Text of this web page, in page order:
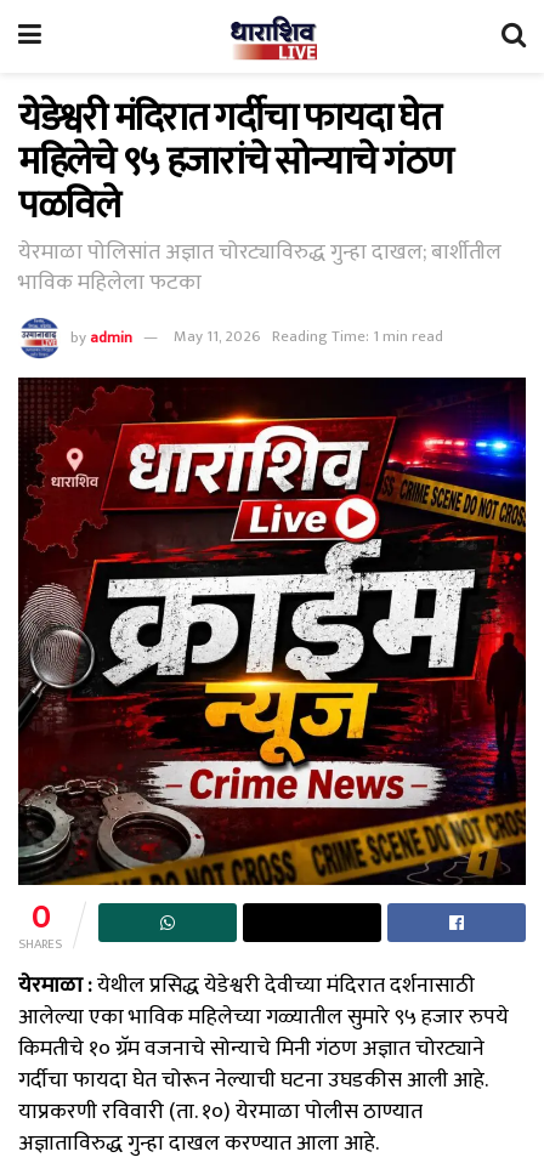
येडेश्वरी मंदिरात गर्दीचा फायदा घेत
महिलेचे ९५ हजारांचे सोन्याचे गंठण
पळविले
येरमाळा पोलिसांत अज्ञात चोरट्याविरुद्ध गुन्हा दाखल; बार्शीतील
भाविक महिलेला फटका
byadmin May 11, 2026 Reading Time: 1 min read
0
SHARES
येरमाळा :येथील प्रसिद्ध येडेश्वरी देवीच्या मंदिरात दर्शनासाठी
आलेल्या एका भाविक महिलेच्या गळ्यातील सुमारे ९५ हजार रुपये
किमतीचे १० ग्रॅम वजनाचे सोन्याचे मिनी गंठण अज्ञात चोरट्याने
गर्दीचा फायदा घेत चोरून नेल्याची घटना उघडकीस आली आहे.
याप्रकरणी रविवारी (ता. १०) येरमाळा पोलीस ठाण्यात
अज्ञाताविरुद्ध गुन्हा दाखल करण्यात आला आहे.